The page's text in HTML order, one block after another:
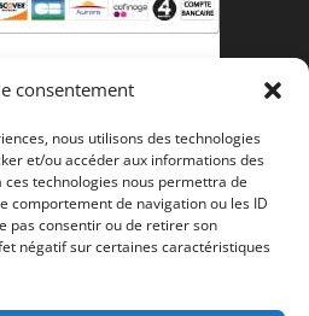
consentement
nous utilisons des technologies
et/ou accéder aux informations des
technologies nous permettra de
comportement de navigation ou les ID
pas consentir ou de retirer son
négatif sur certaines caractéristiques
pouvez payer avec votre
pas de compte PayPal.